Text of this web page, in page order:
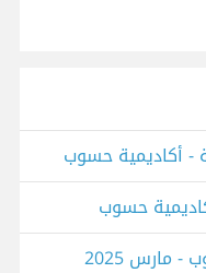
أكاديمية حسوب
2025